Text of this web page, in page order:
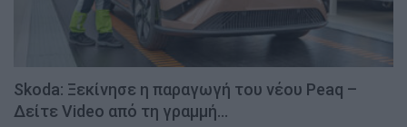
Skoda: Ξεκίνησε η παραγωγή του νέου Peaq –
Δείτε Video από τη γραμμή…